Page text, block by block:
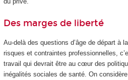
Des marges de liberté
Au-delà des questions d’âge de départ à
risques et contraintes professionnelles,
travail qui devrait être au cœur des
inégalités sociales de santé. On